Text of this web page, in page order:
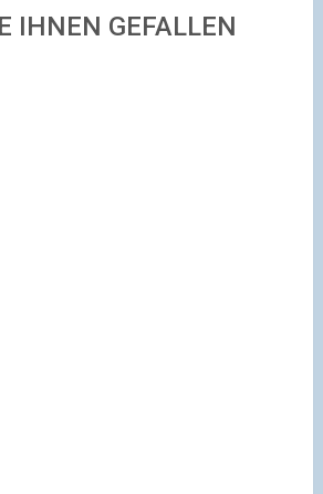
IHNEN GEFALLEN